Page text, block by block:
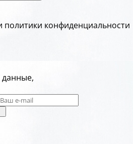
политики конфиденциальности
данные,